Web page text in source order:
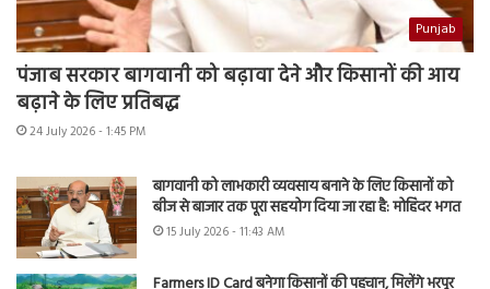
Punjab
पंजाब सरकार बागवानी को बढ़ावा देने और किसानों की आय
बढ़ाने के लिए प्रतिबद्ध
24 July 2026 - 1:45 PM
बागवानी को लाभकारी व्यवसाय बनाने के लिए किसानों को
बीज से बाजार तक पूरा सहयोग दिया जा रहा है: मोहिंदर भगत
15 July 2026 - 11:43 AM